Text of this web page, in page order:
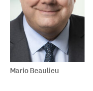
Mario Beaulieu